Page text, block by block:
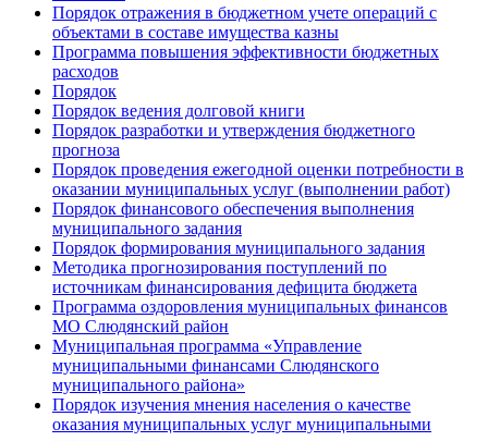
Порядок отражения в бюджетном учете операций с
объектами в составе имущества казны
Программа повышения эффективности бюджетных
расходов
Порядок
Порядок ведения долговой книги
Порядок разработки и утверждения бюджетного
прогноза
Порядок проведения ежегодной оценки потребности в
оказании муниципальных услуг (выполнении работ)
Порядок финансового обеспечения выполнения
муниципального задания
Порядок формирования муниципального задания
Методика прогнозирования поступлений по
источникам финансирования дефицита бюджета
Программа оздоровления муниципальных финансов
МО Слюдянский район
Муниципальная программа «Управление
муниципальными финансами Слюдянского
муниципального района»
Порядок изучения мнения населения о качестве
оказания муниципальных услуг муниципальными